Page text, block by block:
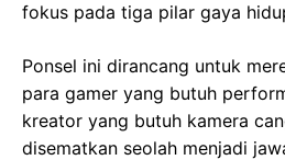
fokus pada tiga pilar gaya
Ponsel ini dirancang untuk
para gamer yang butuh
kreator yang butuh kamera
disematkan seolah menjadi